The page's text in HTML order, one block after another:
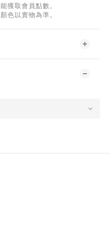
獲取會員點數。
色以實物為準。